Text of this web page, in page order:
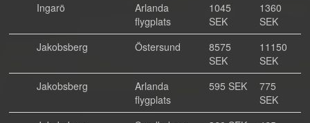
Ingarö
Arlanda
flygplats
1045
SEK
1360
SEK
Jakobsberg
Östersund
8575
SEK
11150
SEK
Jakobsberg
Arlanda
flygplats
595 SEK
775
SEK